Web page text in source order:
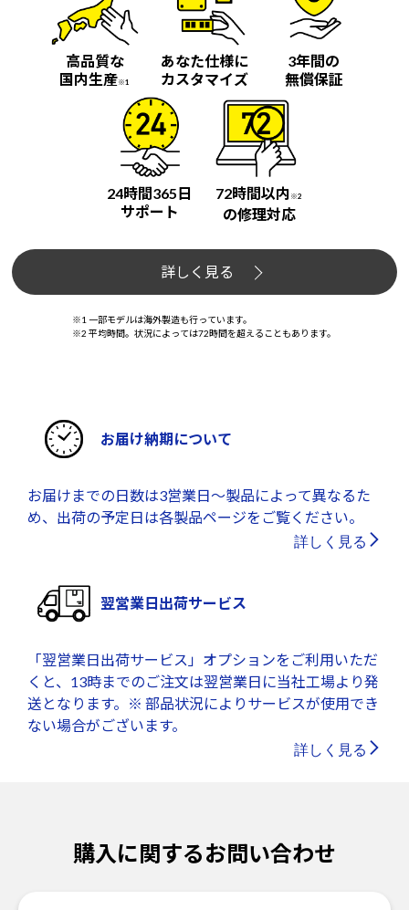
高品質な
国内生産※1
あなた仕様に
カスタマイズ
3年間の
無償保証
24時間365日
サポート
72時間以内 ※2
の修理対応
詳しく見る
※1 一部モデルは海外製造も行っています。
※2 平均時間。状況によっては72時間を超えることもあります。
お届け納期について
お届けまでの日数は3営業日～製品によって異なるた
め、出荷の予定日は各製品ページをご覧ください。
詳しく見る
翌営業日出荷サービス
「翌営業日出荷サービス」オプションをご利用いただ
くと、13時までのご注文は翌営業日に当社工場より発
送となります。※ 部品状況によりサービスが使用でき
ない場合がございます。
詳しく見る
購入に関するお問い合わせ